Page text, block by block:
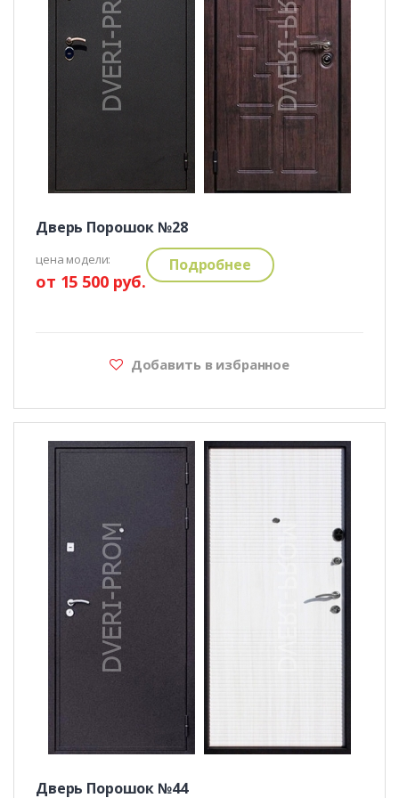
Дверь Порошок №28
цена модели:
от 15 500 руб.
Подробнее
Добавить в избранное
Дверь Порошок №44